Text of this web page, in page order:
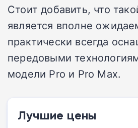
Стоит добавить, что
является вполне
практически всегда
передовыми
модели Pro и Pro Max.
Лучшие цены